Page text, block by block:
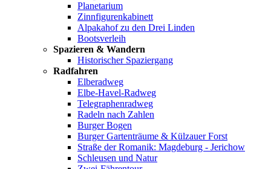
Planetarium
Zinnfigurenkabinett
Alpakahof zu den Drei Linden
Bootsverleih
Spazieren & Wandern
Historischer Spaziergang
Radfahren
Elberadweg
Elbe-Havel-Radweg
Telegraphenradweg
Radeln nach Zahlen
Burger Bogen
Burger Gartenträume & Külzauer Forst
Straße der Romanik: Magdeburg - Jerichow
Schleusen und Natur